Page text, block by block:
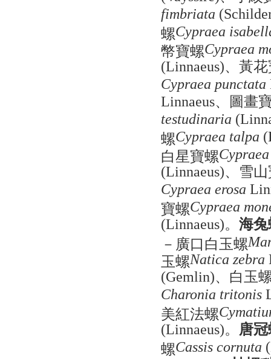
fimbriata
螺Cypraea
幣寶螺Cypraea
(Linnaeus)、黃
Cypraea punctata
Linnaeus、圖畫
testudinaria
螺Cypraea talpa
白星寶螺
(Linnaeus)、雪
Cypraea erosa
寶螺Cypraea
(Linnaeus)。 海
－廣口白玉螺
玉螺Natica zebra
(Gemlin)、白玉
Charonia tritonis
美紅法螺
(Linnaeus)。 唐
螺Cassis cornuta